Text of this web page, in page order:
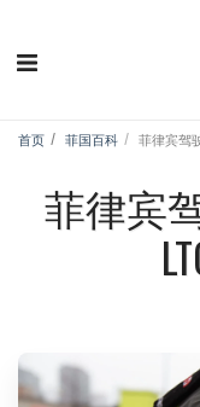
首页 菲国百科 菲律宾驾
菲律宾